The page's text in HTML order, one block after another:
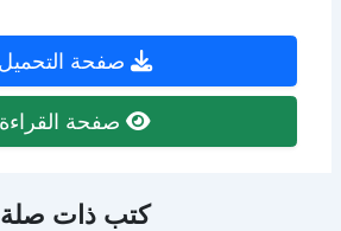
صفحة التحميل
صفحة القراءة
كتب ذات صلة